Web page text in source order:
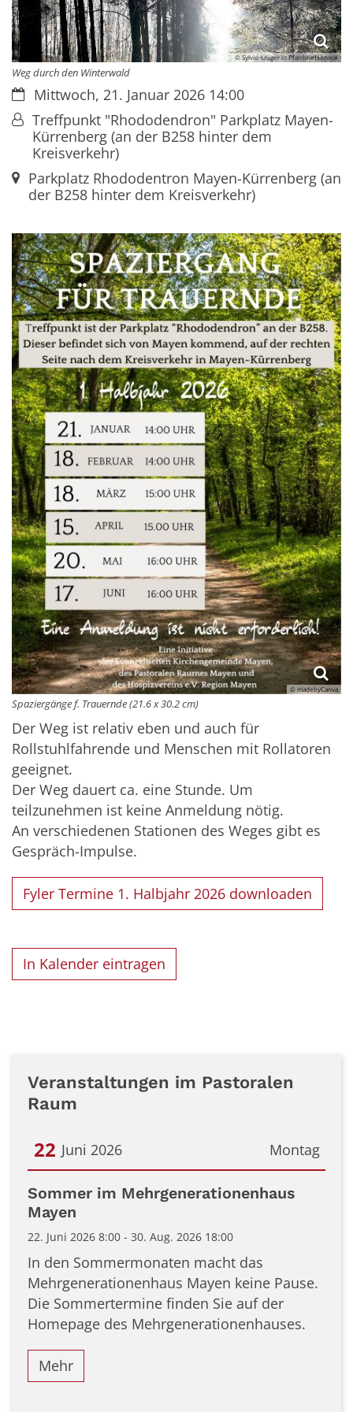
© Sylvio Krüger in Pfarrbriefservice
Weg durch den Winterwald
Datum:Mittwoch, 21. Januar 2026 14:00
Von:Treffpunkt "Rhododendron" Parkplatz Mayen-
Kürrenberg (an der B258 hinter dem
Kreisverkehr)
Ort:Parkplatz Rhododentron Mayen-Kürrenberg (an
der B258 hinter dem Kreisverkehr)
© madebyCanva
Spaziergänge f. Trauernde (21.6 x 30.2 cm)
Der Weg ist relativ eben und auch für
Rollstuhlfahrende und Menschen mit Rollatoren
geeignet.
Der Weg dauert ca. eine Stunde. Um
teilzunehmen ist keine Anmeldung nötig.
An verschiedenen Stationen des Weges gibt es
Gespräch-Impulse.
Fyler Termine 1. Halbjahr 2026 downloaden
In Kalender eintragen
Veranstaltungen im Pastoralen
Raum
Montag
22 Juni 2026
Datum: 22. Juni 2026
Sommer im Mehrgenerationenhaus
Mayen
22. Juni 2026 8:00 - 30. Aug. 2026 18:00
In den Sommermonaten macht das
Mehrgenerationenhaus Mayen keine Pause.
Die Sommertermine finden Sie auf der
Homepage des Mehrgenerationenhauses.
Mehr